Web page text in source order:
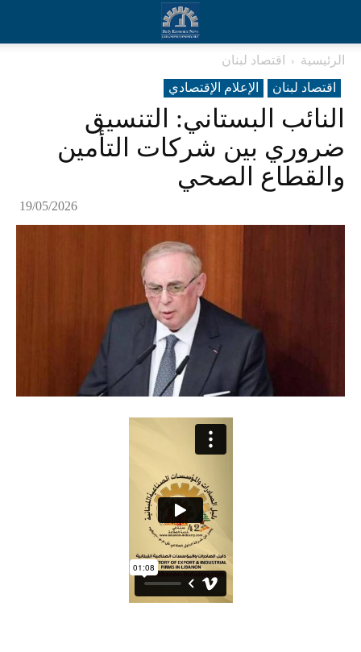
الرئيسية
اقتصاد لبنان
اقتصاد لبنان
الإعلام الإقتصادي
النائب البستاني: التنسيق
ضروري بين شركات التأمين
والقطاع الصحي
19/05/2026